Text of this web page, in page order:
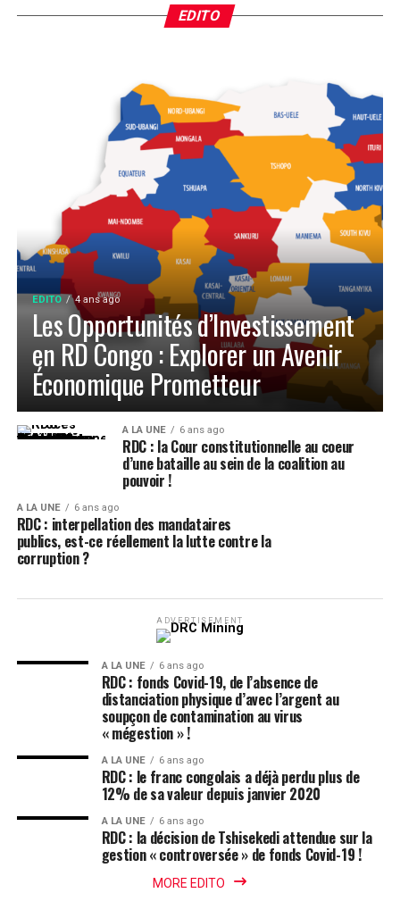
EDITO
EDITO 4 ans ago
Les Opportunités d’Investissement
en RD Congo : Explorer un Avenir
Économique Prometteur
A LA UNE 6 ans ago
RDC : la Cour constitutionnelle au coeur
d’une bataille au sein de la coalition au
pouvoir !
A LA UNE 6 ans ago
RDC : interpellation des mandataires
publics, est-ce réellement la lutte contre la
corruption ?
ADVERTISEMENT
A LA UNE 6 ans ago
RDC : fonds Covid-19, de l’absence de
distanciation physique d’avec l’argent au
soupçon de contamination au virus
« mégestion » !
A LA UNE 6 ans ago
RDC : le franc congolais a déjà perdu plus de
12% de sa valeur depuis janvier 2020
A LA UNE 6 ans ago
RDC : la décision de Tshisekedi attendue sur la
gestion « controversée » de fonds Covid-19 !
MORE EDITO